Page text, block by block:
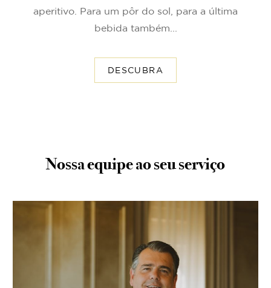
aperitivo. Para um pôr do sol, para a última
bebida também...
DESCUBRA
Nossa equipe ao seu serviço